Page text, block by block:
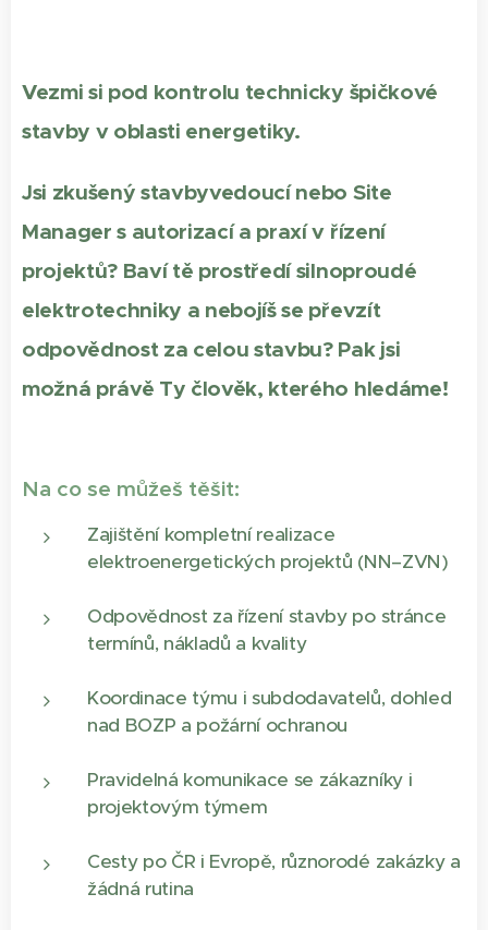
Vezmi si pod kontrolu technicky špičkové
stavby v oblasti energetiky.
Jsi zkušený stavbyvedoucí nebo Site
Manager s autorizací a praxí v řízení
projektů? Baví tě prostředí silnoproudé
elektrotechniky a nebojíš se převzít
odpovědnost za celou stavbu? Pak jsi
možná právě Ty člověk, kterého hledáme!
Na co se můžeš těšit:
Zajištění kompletní realizace
elektroenergetických projektů (NN–ZVN)
Odpovědnost za řízení stavby po stránce
termínů, nákladů a kvality
Koordinace týmu i subdodavatelů, dohled
nad BOZP a požární ochranou
Pravidelná komunikace se zákazníky i
projektovým týmem
Cesty po ČR i Evropě, různorodé zakázky a
žádná rutina